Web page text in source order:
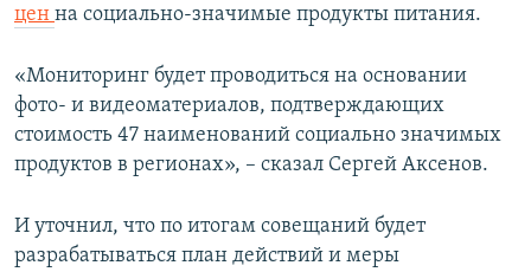
цен на социально-значимые продукты питания.
«Мониторинг будет проводиться на основании
фото- и видеоматериалов, подтверждающих
стоимость 47 наименований социально значимых
продуктов в регионах», – сказал Сергей Аксенов.
И уточнил, что по итогам совещаний будет
разрабатываться план действий и меры